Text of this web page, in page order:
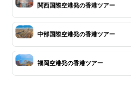
関西国際空港発の香港ツアー
中部国際空港発の香港ツアー
福岡空港発の香港ツアー